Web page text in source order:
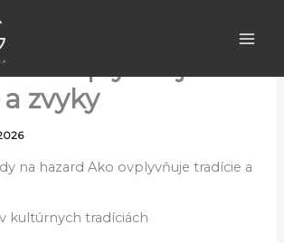
pohľady na
ovplyvňuje
zvyky
na hazard Ako ovplyvňuje tradície a
kultúrnych tradíciách